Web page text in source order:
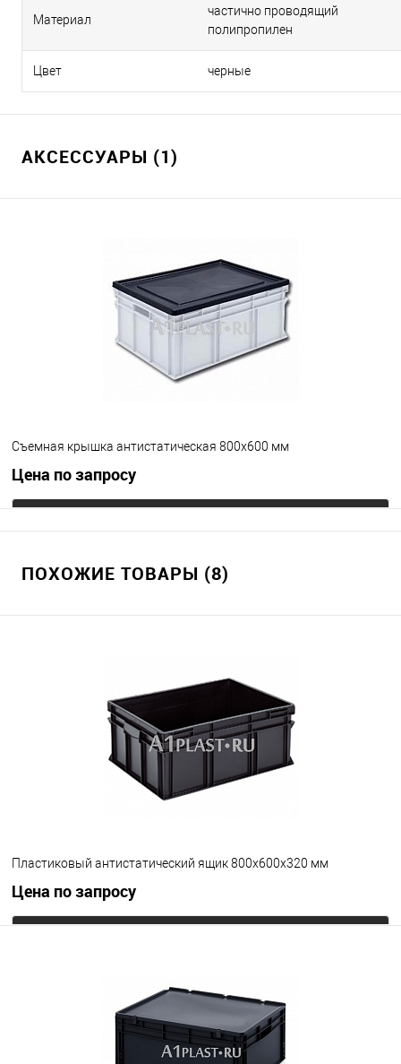
Материал
частично проводящий
полипропилен
Цвет черные
АКСЕССУАРЫ (1)
Съемная крышка антистатическая 800х600 мм
Цена по запросу
В избранное
ПОХОЖИЕ ТОВАРЫ (8)
Пластиковый антистатический ящик 800х600х320 мм
Цена по запросу